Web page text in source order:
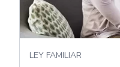
LEY FAMILIAR